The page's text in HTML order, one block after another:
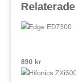
890 kr